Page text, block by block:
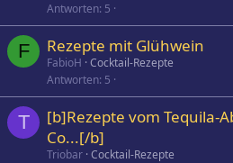
Antworten 5
F Rezepte mit Glühwein
FabioH Cocktail-Rezepte
Antworten 5
T
[b]Rezepte vom Tequila-
Co...[/b]
Triobar Cocktail-Rezepte